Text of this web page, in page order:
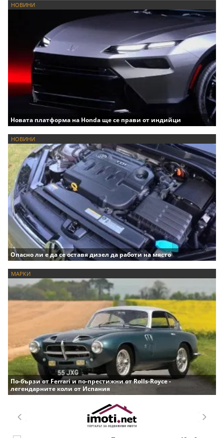
НОВИНИ
Новата платформа на Honda ще се прави от индийци
НОВИНИ
Опасно ли е да се оставя дизел да работи на място
МАРКИ
По-бързи от Ferrari и по-престижни от Rolls-Royce -
легендарните коли от Испания